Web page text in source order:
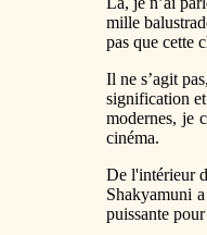
mille
pas que cette
Il ne s’agit
signification
modernes, je
cinéma.
De l'intérieur
Shakyamuni
puissante